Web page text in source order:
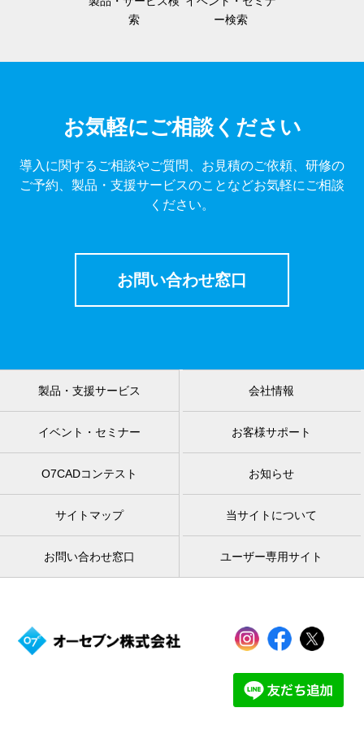
索
ー検索
お気軽にご相談ください
導入に関するご相談やご質問、お見積のご依頼、研修の
ご予約、製品・支援サービスのことなどお気軽にご相談
ください。
お問い合わせ窓口
製品・支援サービス 会社情報
イベント・セミナー お客様サポート
O7CADコンテスト お知らせ
サイトマップ 当サイトについて
お問い合わせ窓口 ユーザー専用サイト